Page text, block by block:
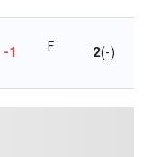
-1 F 2(-)